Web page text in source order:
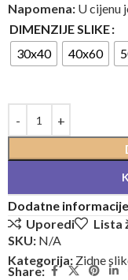
Napomena: U cijenu
DIMENZIJE SLIKE
30x40
40x60
Dodatne informacije
Uporedi
Lista
SKU: N/A
Kategorija: Zidne
Share: